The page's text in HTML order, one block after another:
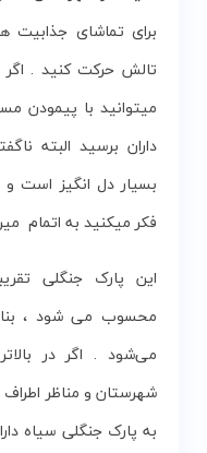
برای تماشای جذابیت
تالش حرکت کنید .
داران برسید البته
بسیار دل انگیز است
فکر میکنید به اتمام
این پارک جنگلی
محسوب می شود ،
می‌شود . اگر در
شهرستان و مناظر اطراف
به پارک جنگلی سیاه